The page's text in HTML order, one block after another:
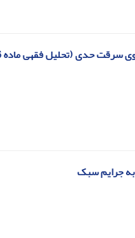
فقهی ماده 276 قانون مجازات اسلامی)
به جرایم سبک